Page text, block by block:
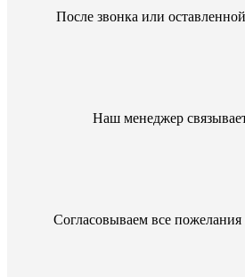
После звонка или
Наш менеджер
Согласовываем все